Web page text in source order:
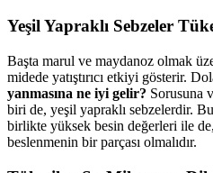
Yeşil Yapraklı Sebzeler
Başta marul ve maydanoz olmak
midede yatıştırıcı etkiyi gösterir.
yanmasına ne iyi gelir? Sorusuna
biri de, yeşil yapraklı sebzelerdir.
birlikte yüksek besin değerleri ile
beslenmenin bir parçası olmalıdır.